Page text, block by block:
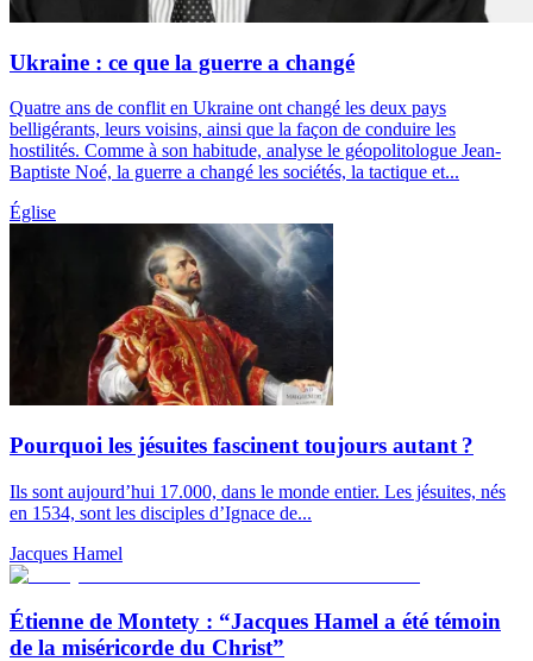
Ukraine : ce que la guerre a changé
Quatre ans de conflit en Ukraine ont changé les deux pays
belligérants, leurs voisins, ainsi que la façon de conduire les
hostilités. Comme à son habitude, analyse le géopolitologue Jean-
Baptiste Noé, la guerre a changé les sociétés, la tactique et...
Église
Pourquoi les jésuites fascinent toujours autant ?
Ils sont aujourd’hui 17.000, dans le monde entier. Les jésuites, nés
en 1534, sont les disciples d’Ignace de...
Jacques Hamel
Étienne de Montety : “Jacques Hamel a été témoin
de la miséricorde du Christ”